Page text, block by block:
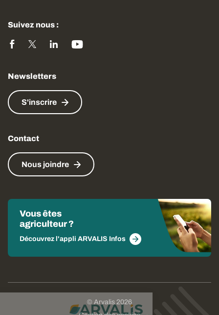
Suivez nous :
Newsletters
S'inscrire
Contact
Nous joindre
Vous êtes
agriculteur ?
Découvrez l'appli ARVALIS Infos
© Arvalis 2026